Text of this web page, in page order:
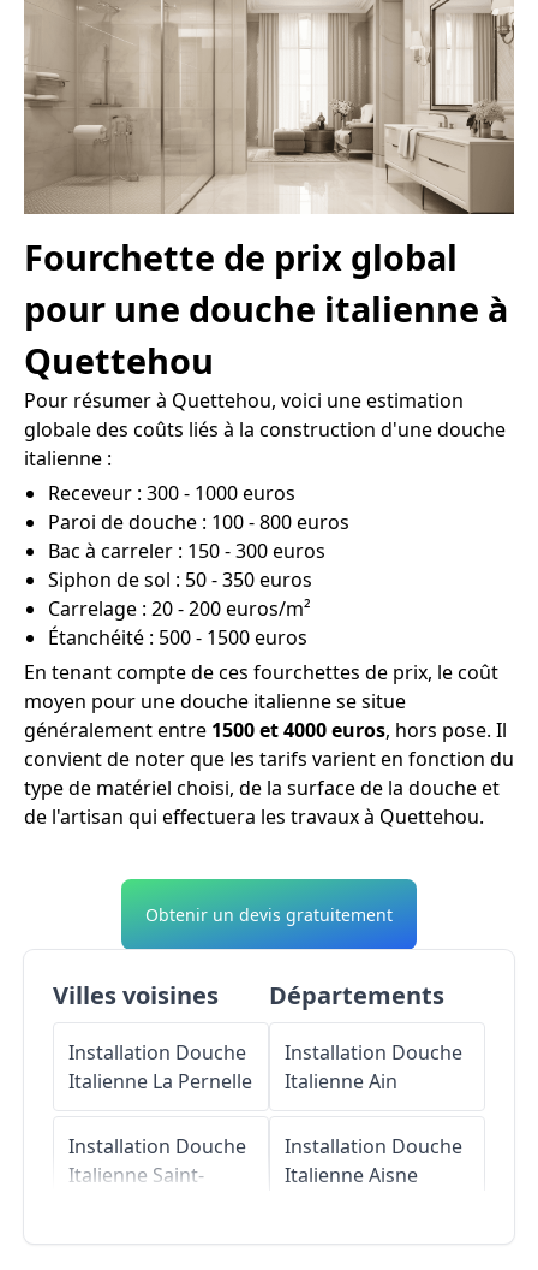
Fourchette de prix global
pour une douche italienne à
Quettehou
Pour résumer à Quettehou, voici une estimation
globale des coûts liés à la construction d'une douche
italienne :
Receveur : 300 - 1000 euros
Paroi de douche : 100 - 800 euros
Bac à carreler : 150 - 300 euros
Siphon de sol : 50 - 350 euros
Carrelage : 20 - 200 euros/m²
Étanchéité : 500 - 1500 euros
En tenant compte de ces fourchettes de prix, le coût
moyen pour une douche italienne se situe
généralement entre 1500 et 4000 euros, hors pose. Il
convient de noter que les tarifs varient en fonction du
type de matériel choisi, de la surface de la douche et
de l'artisan qui effectuera les travaux à Quettehou.
Obtenir un devis gratuitement
Villes voisines
Installation Douche
Italienne La Pernelle
Installation Douche
Italienne Saint-
Départements
Installation Douche
ItalienneAin
Installation Douche
ItalienneAisne
Installation Douche